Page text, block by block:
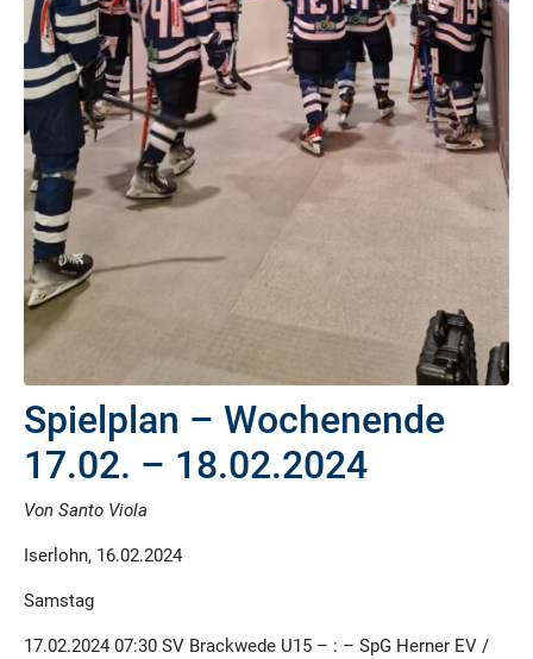
Spielplan – Wochenende
17.02. – 18.02.2024
Von Santo Viola
Iserlohn, 16.02.2024
Samstag
17.02.2024 07:30 SV Brackwede U15 – : – SpG Herner EV /